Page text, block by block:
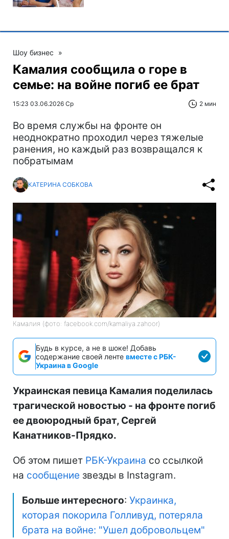
Шоу бизнес »
Камалия сообщила о горе в
семье: на войне погиб ее брат
15:23 03.06.2026 Ср 2 мин
Во время службы на фронте он
неоднократно проходил через тяжелые
ранения, но каждый раз возвращался к
побратымам
КАТЕРИНА СОБКОВА
Камалия (фото: facebook.com/kamaliya.zahoor)
Будь в курсе, а не в шоке! Добавь
содержание своей ленте вместе с РБК-
Украина в Google
Украинская певица Камалия поделилась
трагической новостью - на фронте погиб
ее двоюродный брат, Сергей
Канатников-Прядко.
Об этом пишет РБК-Украина со ссылкой
на сообщение звезды в Instagram.
Больше интересного: Украинка,
которая покорила Голливуд, потеряла
брата на войне: "Ушел добровольцем"